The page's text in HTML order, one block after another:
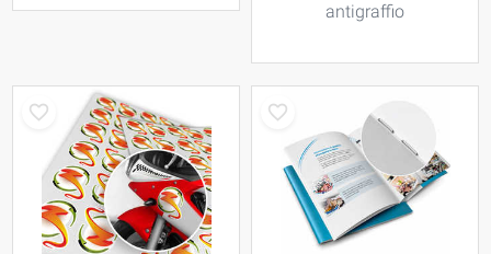
antigraffio